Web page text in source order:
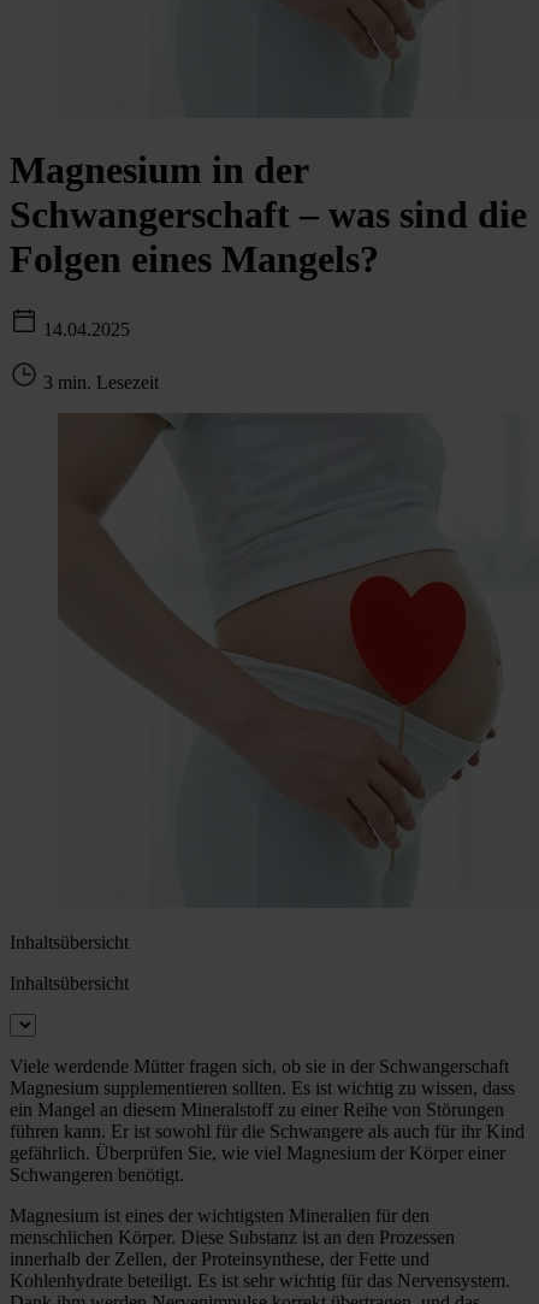
Magnesium in der
Schwangerschaft – was sind die
Folgen eines Mangels?
14.04.2025
3 min. Lesezeit
Inhaltsübersicht
Inhaltsübersicht
Viele werdende Mütter fragen sich, ob sie in der Schwangerschaft
Magnesium supplementieren sollten. Es ist wichtig zu wissen, dass
ein Mangel an diesem Mineralstoff zu einer Reihe von Störungen
führen kann. Er ist sowohl für die Schwangere als auch für ihr Kind
gefährlich. Überprüfen Sie, wie viel Magnesium der Körper einer
Schwangeren benötigt.
Magnesium ist eines der wichtigsten Mineralien für den
menschlichen Körper. Diese Substanz ist an den Prozessen
innerhalb der Zellen, der Proteinsynthese, der Fette und
Kohlenhydrate beteiligt. Es ist sehr wichtig für das Nervensystem.